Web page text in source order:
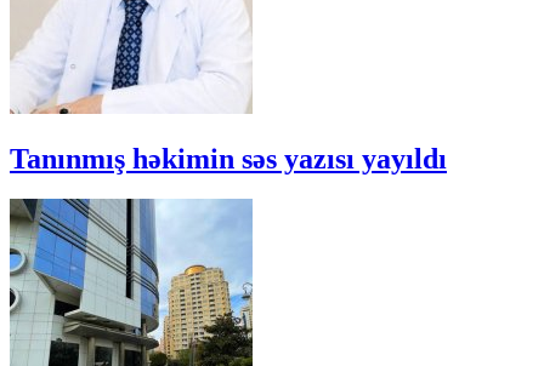
Tanınmış həkimin səs yazısı yayıldı